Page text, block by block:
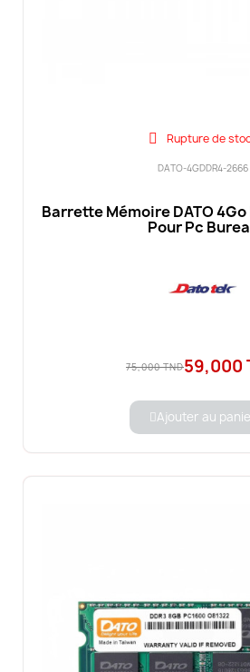
Rupture de
DATO-4GDDR4-2666
Barrette Mémoire DATO 4Go
Pour Pc
75,000 TND59,000
Ajouter au